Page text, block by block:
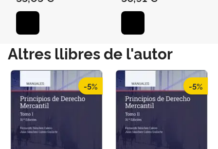
CAMACHO DE LOS RIOS,
JAVIER / CRUZ RIVERO,
LEBRÓN, Mª JES
Altres llibres de l'autor
-5% -5%